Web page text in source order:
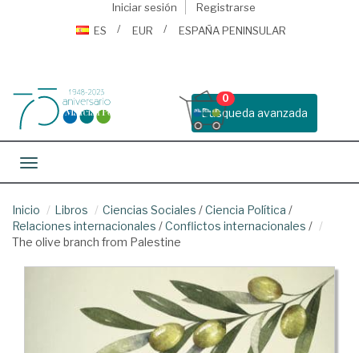
Iniciar sesión
Registrarse
ES
EUR ESPAÑA PENINSULAR
Busqueda avanzada
0
Toggle navigation
Inicio Libros Ciencias Sociales /Ciencia Política /
Relaciones internacionales /Conflictos internacionales /
The olive branch from Palestine